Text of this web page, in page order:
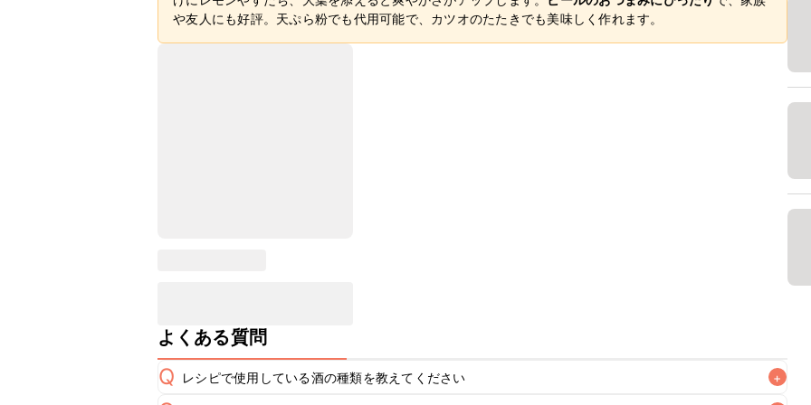
や友人にも好評。天ぷら粉でも代用可能で、カツオのたたきでも美味しく作れます。
よくある質問
Q レシピで使用している酒の種類を教えてください +